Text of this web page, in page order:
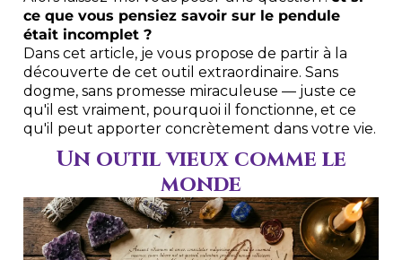
ce que vous pensiez savoir sur le pendule
était incomplet ?
Dans cet article, je vous propose de partir à la
découverte de cet outil extraordinaire. Sans
dogme, sans promesse miraculeuse — juste ce
qu'il est vraiment, pourquoi il fonctionne, et ce
qu'il peut apporter concrètement dans votre vie.
Un outil vieux comme le
monde